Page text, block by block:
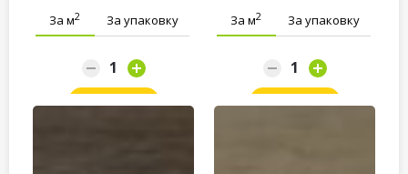
За м2 За упаковку За м2 За упаковку